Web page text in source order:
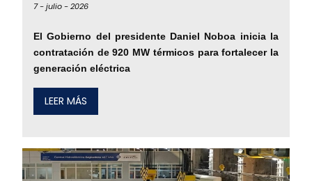
7 -julio -2026
El Gobierno del presidente Daniel Noboa inicia la
contratación de 920 MW térmicos para fortalecer la
generación eléctrica
LEER MÁS